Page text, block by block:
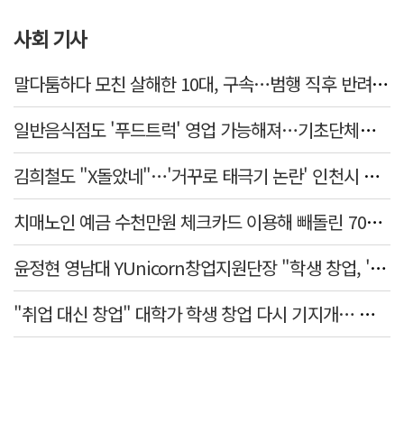
사회 기사
말다툼하다 모친 살해한 10대, 구속…범행 직후 반려견도 죽여
일반음식점도 '푸드트럭' 영업 가능해져…기초단체별 조례 개정 움직임
김희철도 "X돌았네"…'거꾸로 태극기 논란' 인천시 현수막, 이틀 만에 철거
치매노인 예금 수천만원 체크카드 이용해 빼돌린 70대 간병인, 집행유예
윤정현 영남대 YUnicorn창업지원단장 "학생 창업, '팀 빌딩'이 제일 중요"
"취업 대신 창업" 대학가 학생 창업 다시 기지개… 창업자·기업·매출 동반 성장